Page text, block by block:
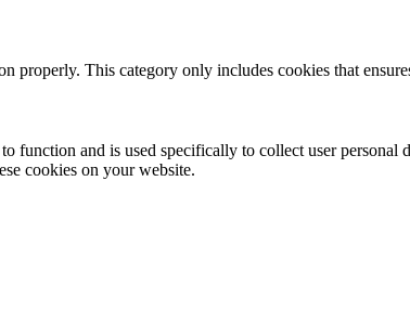
properly. This category only includes cookies that
and is used specifically to collect user personal
cookies on your website.